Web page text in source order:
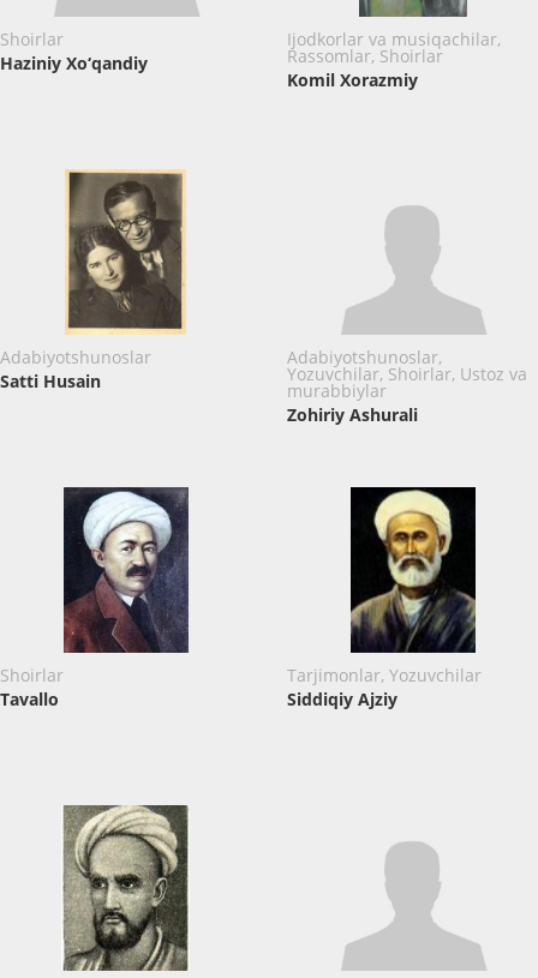
Shoirlar
Haziniy Xo‘qandiy
Ijodkorlar va musiqachilar,
Rassomlar, Shoirlar
Komil Xorazmiy
Adabiyotshunoslar
Satti Husain
Adabiyotshunoslar,
Yozuvchilar, Shoirlar, Ustoz va
murabbiylar
Zohiriy Ashurali
Shoirlar
Tavallo
Tarjimonlar, Yozuvchilar
Siddiqiy Ajziy